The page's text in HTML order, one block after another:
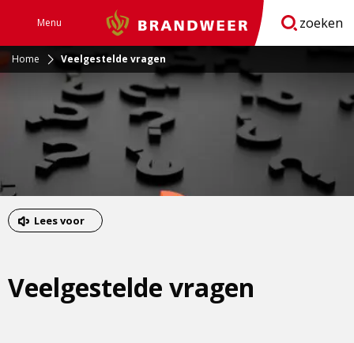
Menu Brandweer zoeken
Home Veelgestelde vragen
Lees voor
Veelgestelde vragen